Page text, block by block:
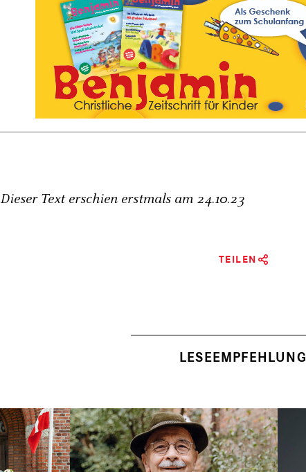
Dieser Text erschien erstmals am 24.10.23
TEILEN
LESEEMPFEHLUNG